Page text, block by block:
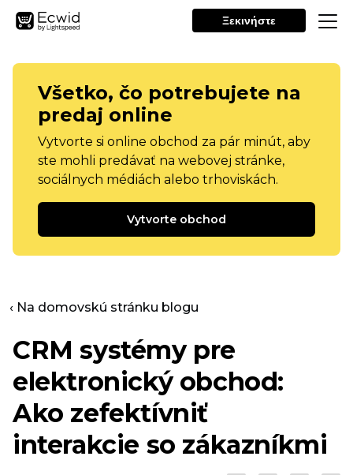
Ξεκινήστε
Všetko, čo potrebujete na
predaj online
Vytvorte si online obchod za pár minút, aby
ste mohli predávať na webovej stránke,
sociálnych médiách alebo trhoviskách.
Vytvorte obchod
‹ Na domovskú stránku blogu
CRM systémy pre
elektronický obchod:
Ako zefektívniť
interakcie so zákazníkmi